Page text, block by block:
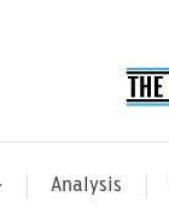
Analysis